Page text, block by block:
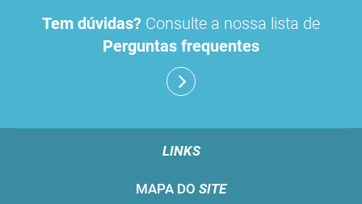
Tem dúvidas? Consulte a nossa lista de
Perguntas frequentes
LINKS
MAPA DO SITE